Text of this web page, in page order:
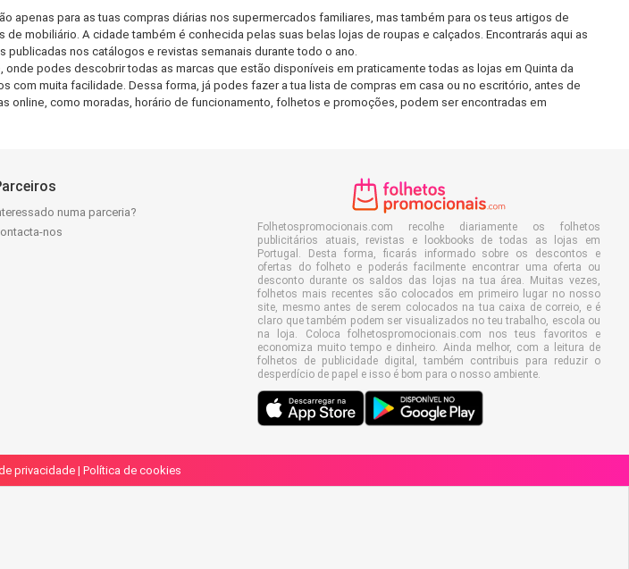
para as tuas compras diárias nos supermercados familiares, mas também para os teus artigos de
mobiliário. A cidade também é conhecida pelas suas belas lojas de roupas e calçados. Encontrarás aqui as
nos catálogos e revistas semanais durante todo o ano.
podes descobrir todas as marcas que estão disponíveis em praticamente todas as lojas em Quinta da
muita facilidade. Dessa forma, já podes fazer a tua lista de compras em casa ou no escritório, antes de
online, como moradas, horário de funcionamento, folhetos e promoções, podem ser encontradas em
numa parceria?
nos
Folhetospromocionais.com recolhe diariamente os folhetos
publicitários atuais, revistas e lookbooks de todas as lojas em
Portugal. Desta forma, ficarás informado sobre os descontos e
ofertas do folheto e poderás facilmente encontrar uma oferta ou
desconto durante os saldos das lojas na tua área. Muitas vezes,
folhetos mais recentes são colocados em primeiro lugar no nosso
site, mesmo antes de serem colocados na tua caixa de correio, e é
claro que também podem ser visualizados no teu trabalho, escola ou
na loja. Coloca folhetospromocionais.com nos teus favoritos e
economiza muito tempo e dinheiro. Ainda melhor, com a leitura de
folhetos de publicidade digital, também contribuis para reduzir o
desperdício de papel e isso é bom para o nosso ambiente.
privacidade | Política de cookies